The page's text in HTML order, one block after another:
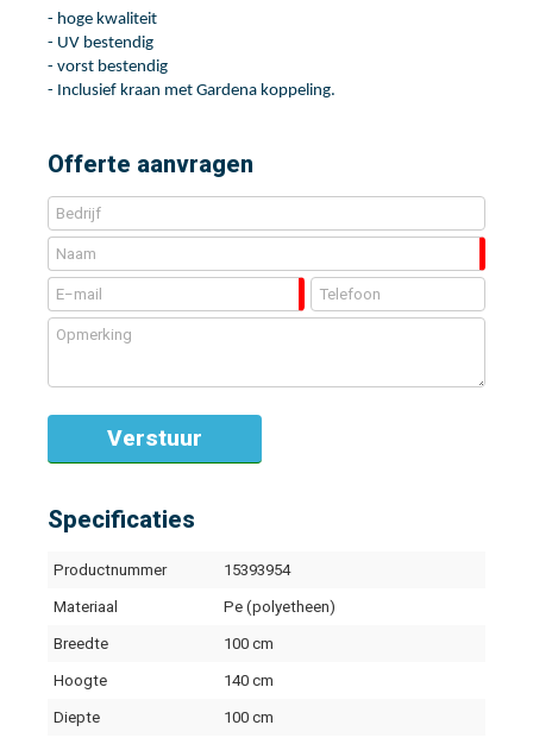
- hoge kwaliteit
- UV bestendig
- vorst bestendig
- Inclusief kraan met Gardena koppeling.
Offerte aanvragen
Specificaties
Productnummer 15393954
Materiaal Pe (polyetheen)
Breedte 100 cm
Hoogte 140 cm
Diepte 100 cm